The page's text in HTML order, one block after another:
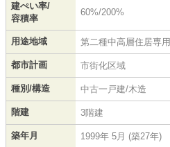
建ぺい率/
容積率
60%/200%
用途地域 第二種中高層住居専用
都市計画 市街化区域
種別/構造 中古一戸建/木造
階建 3階建
築年月 1999年 5月 (築27年)